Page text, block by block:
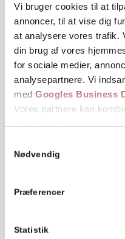
Vi bruger cookies til at
annoncer, til at vise dig
at analysere vores trafik.
din brug af vores
for sociale medier,
analysepartnere. Vi
med Googles Business
Vores partnere kan
Se Cookie &
Nødvendig
Præferencer
Statistik
Ingeniør og
kloakmester
løsning
Hos os møder du faglig
almindeligt salg.
Hansen, der er både
autoriseret kloakmester.
hvor vi ser på din
autoriserede, har vi
får en løsning, der holder